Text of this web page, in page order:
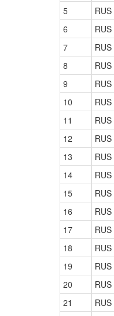
5
RUS
6
RUS
7
RUS
8
RUS
9
RUS
10
RUS
11
RUS
12
RUS
13
RUS
14
RUS
15
RUS
16
RUS
17
RUS
18
RUS
19
RUS
20
RUS
21
RUS